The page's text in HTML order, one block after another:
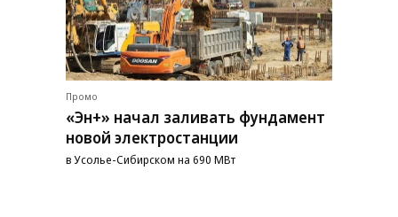
Промо
«Эн+» начал заливать фундамент
новой электростанции
в Усолье-Сибирском на 690 МВт